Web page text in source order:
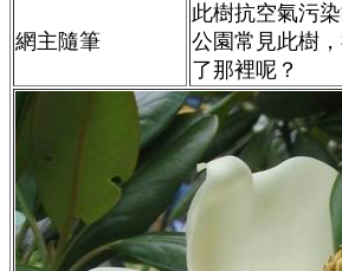
網主隨筆
此樹抗空氣污
公園常見此樹
了那裡呢？